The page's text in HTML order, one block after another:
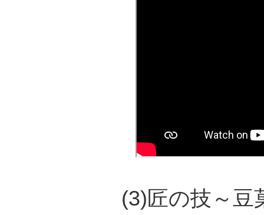
(3)匠の技～豆